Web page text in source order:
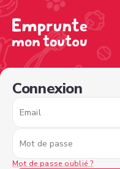
Connexion
Email
Mot de passe
Mot de passe oublié ?
/sign-